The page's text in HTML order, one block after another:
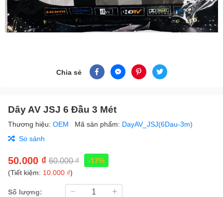
Chia sẻ
Dây AV JSJ 6 Đầu 3 Mét
Thương hiệu: OEM Mã sản phẩm: DayAV_JSJ(6Dau-3m)
So sánh
50.000 ₫ 60.000 ₫
-17%
(Tiết kiệm: 10.000 ₫)
Số lượng: